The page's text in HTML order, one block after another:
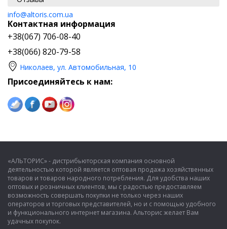
info@altoris.com.ua
Контактная информация
+38(067) 706-08-40
+38(066) 820-79-58
Николаев, ул. Автомобильная, 10
Присоединяйтесь к нам:
«АЛЬТОРИС» - дистрибьюторская компания основной
деятельностью которой является оптовая продажа хозяйственных
товаров и товаров народного потребления. Для удобства наших
оптовых и розничных клиентов, мы с радостью предоставляем
возможность совершать покупки не только через наших
операторов и торговых представителей, но и с помощью удобного
и функционального интернет магазина. Альторис желает Вам
удачных покупок.